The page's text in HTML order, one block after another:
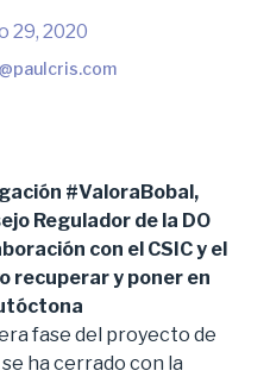
29, 2020
#ValoraBobal,
Regulador de la DO
con el CSIC y el
recuperar y poner en
fase del proyecto de
ha cerrado con la